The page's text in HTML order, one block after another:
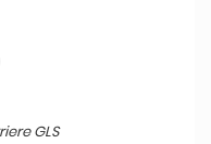
GLS